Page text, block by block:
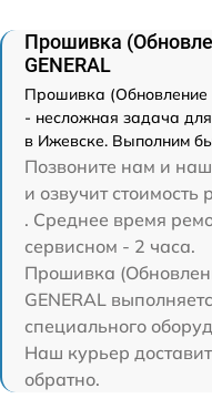
Прошивка
GENERAL
Прошивка (Обновление
- несложная задача
в Ижевске. Выполним
Позвоните нам и
и озвучит стоимость
. Среднее время
сервисном - 2 часа.
Прошивка
GENERAL
специального
Наш курьер
обратно.